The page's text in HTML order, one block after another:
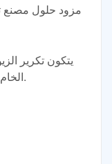
مزود حلول مصنع
يتكون تكرير
الخام إلى زيت صالح للأكل. تعتمد جودة المنتج النهائي على عملية التكرير وجودة الزيت الخام.